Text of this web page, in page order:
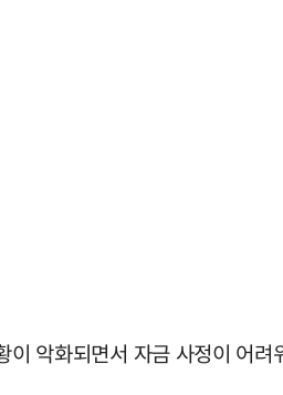
악화되면서 자금 사정이 어